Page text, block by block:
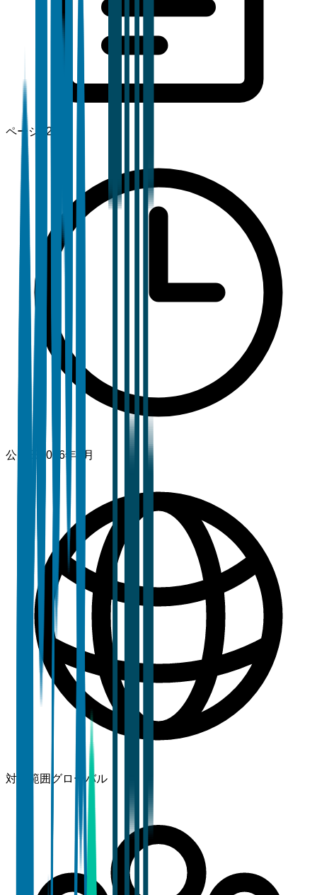
ページ 120+
公開日 2026年3月
対象範囲グローバル